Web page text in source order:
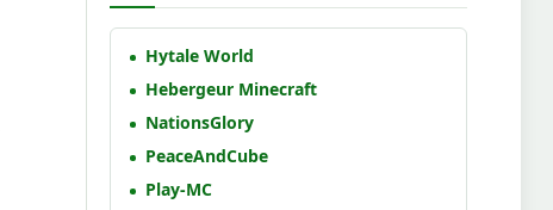
Hytale World
Hebergeur Minecraft
NationsGlory
PeaceAndCube
Play-MC